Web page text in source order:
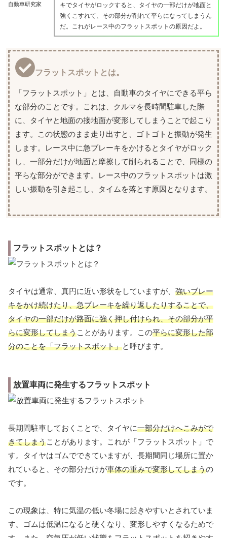
自動車研究家
キでタイヤがロックすると、タイヤの一部だけが地面と
強くこすれて、その部分が削れて平らになってしまうん
だ。これがレース中のフラットスポットの原因だよ。
フラットスポットとは。
「フラットスポット」とは、自動車のタイヤにできる平ら
な部分のことです。これは、クルマを長時間駐車した際
に、タイヤと地面の接地面が変形してしまうことで起こり
ます。この状態のまま走り出すと、ゴトゴトと振動が発生
します。レース中に急ブレーキをかけるとタイヤがロック
し、一部分だけが地面と摩擦して削られることで、同様の
平らな部分ができます。レース中のフラットスポットは激
しい振動を引き起こし、タイムを落とす原因となります。
フラットスポットとは？
タイヤは通常、真円に近い形状をしていますが、 強いブレー
キをかけ続けたり、急ブレーキを繰り返したりすることで、
タイヤの一部だけが路面に強く押し付けられ、その部分が平
らに変形してしまうことがあります。この平らに変形した部
分のことを「フラットスポット」と呼びます。
放置車両に発生するフラットスポット
長期間駐車しておくことで、タイヤに一部分だけへこみがで
きてしまうことがあります。これが「フラットスポット」で
す。タイヤはゴムでできていますが、長期間同じ場所に置か
れていると、その部分だけが車体の重みで変形してしまうの
です。
この現象は、特に気温の低い冬場に起きやすいとされていま
す。ゴムは低温になると硬くなり、変形しやすくなるためで